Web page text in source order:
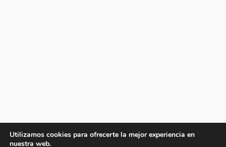
Utilizamos cookies para ofrecerte la mejor experiencia en
nuestra web.